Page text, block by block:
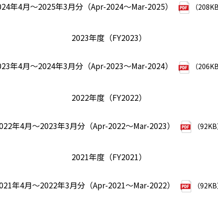
年4月～2025年3月分（Apr-2024～Mar-2025） （
2023年度（FY2023）
年4月～2024年3月分（Apr-2023～Mar-2024） （
2022年度（FY2022）
年4月～2023年3月分（Apr-2022～Mar-2023） （
2021年度（FY2021）
年4月～2022年3月分（Apr-2021～Mar-2022） （